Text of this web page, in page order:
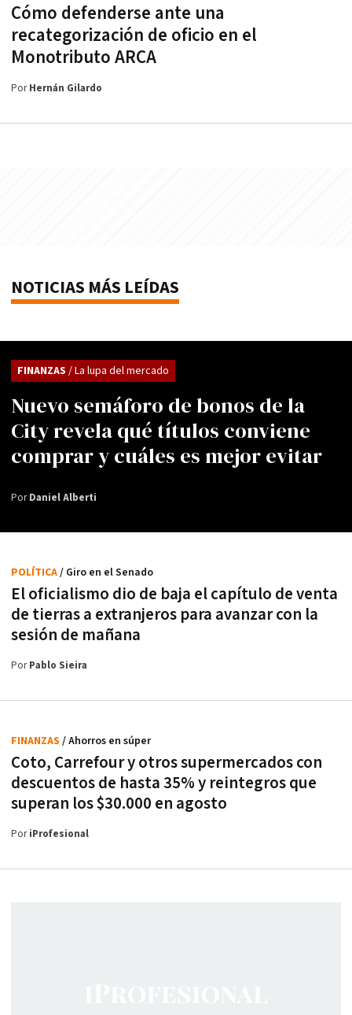
Cómo defenderse ante una
recategorización de oficio en el
Monotributo ARCA
PorHernán Gilardo
NOTICIAS MÁS LEÍDAS
Nuevo semáforo de bonos de la
City revela qué títulos conviene
comprar y cuáles es mejor evitar
FINANZAS / La lupa del mercado
PorDaniel Alberti
El oficialismo dio de baja el capítulo de venta
de tierras a extranjeros para avanzar con la
sesión de mañana
POLÍTICA/ Giro en el Senado
PorPablo Sieira
Coto, Carrefour y otros supermercados con
descuentos de hasta 35% y reintegros que
superan los $30.000 en agosto
FINANZAS / Ahorros en súper
PoriProfesional